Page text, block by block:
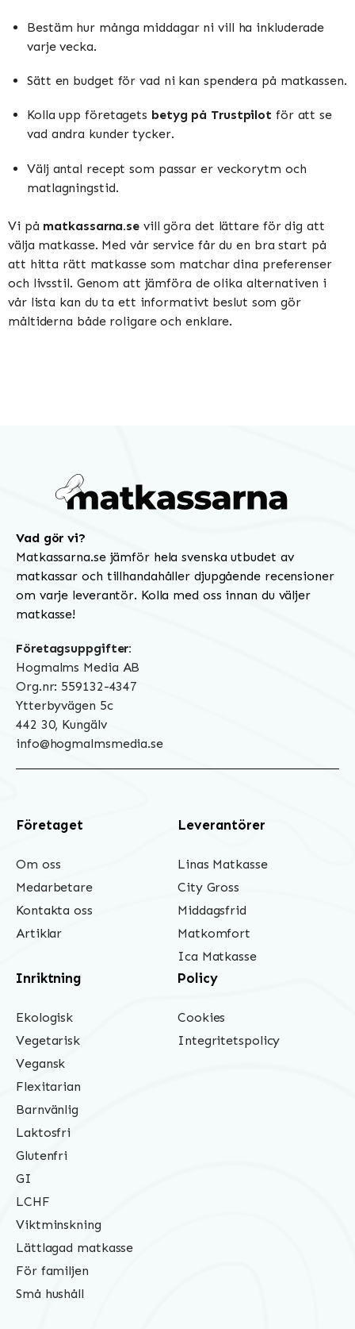
Bestäm hur många middagar ni vill ha inkluderade
varje vecka.
Sätt en budget för vad ni kan spendera på matkassen.
Kolla upp företagets betyg på Trustpilot för att se
vad andra kunder tycker.
Välj antal recept som passar er veckorytm och
matlagningstid.
Vi på matkassarna.se vill göra det lättare för dig att
välja matkasse. Med vår service får du en bra start på
att hitta rätt matkasse som matchar dina preferenser
och livsstil. Genom att jämföra de olika alternativen i
vår lista kan du ta ett informativt beslut som gör
måltiderna både roligare och enklare.
Vad gör vi?
Matkassarna.se jämför hela svenska utbudet av
matkassar och tillhandahåller djupgående recensioner
om varje leverantör. Kolla med oss innan du väljer
matkasse!
Företagsuppgifter:
Hogmalms Media AB
Org.nr: 559132-4347
Ytterbyvägen 5c
442 30, Kungälv
info@hogmalmsmedia.se
Företaget
Om oss
Medarbetare
Kontakta oss
Artiklar
Leverantörer
Linas Matkasse
City Gross
Middagsfrid
Matkomfort
Ica Matkasse
Inriktning
Ekologisk
Vegetarisk
Vegansk
Flexitarian
Barnvänlig
Laktosfri
Glutenfri
GI
LCHF
Viktminskning
Lättlagad matkasse
För familjen
Små hushåll
Policy
Cookies
Integritetspolicy